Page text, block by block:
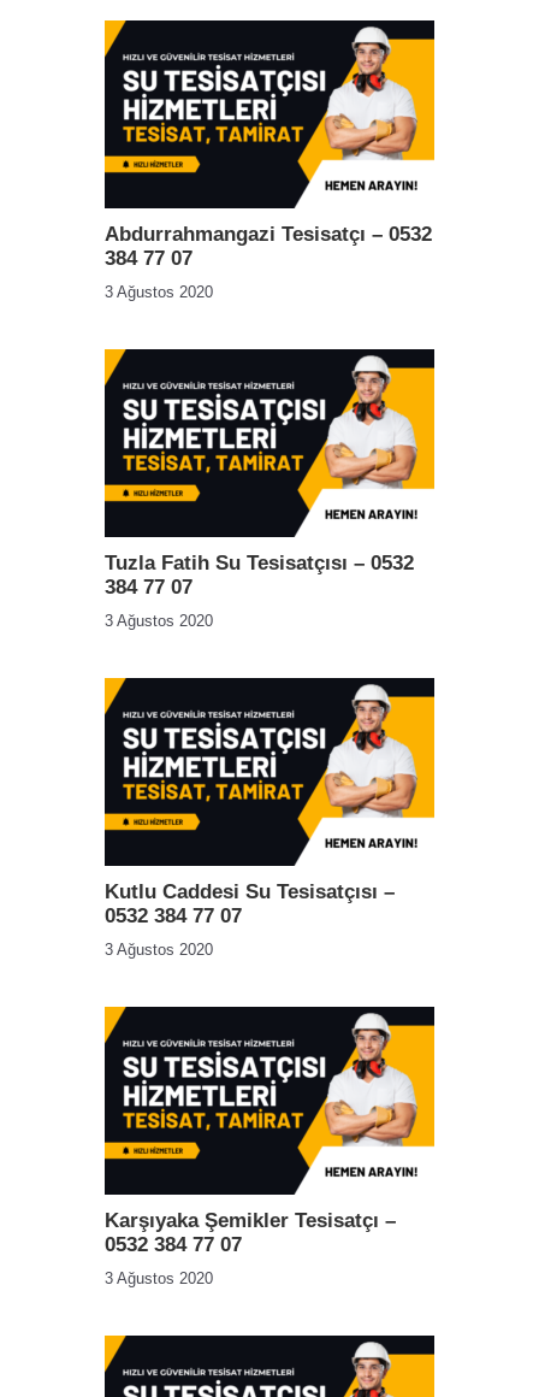
Abdurrahmangazi Tesisatçı – 0532
384 77 07
3 Ağustos 2020
Tuzla Fatih Su Tesisatçısı – 0532
384 77 07
3 Ağustos 2020
Kutlu Caddesi Su Tesisatçısı –
0532 384 77 07
3 Ağustos 2020
Karşıyaka Şemikler Tesisatçı –
0532 384 77 07
3 Ağustos 2020